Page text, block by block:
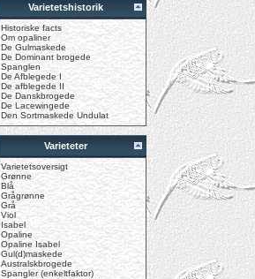
Varietetshistorik
Historiske facts
Om opaliner
De Gulmaskede
De Dominant brogede
Spanglen
De Afblegede I
De afblegede II
De Danskbrogede
De Lacewingede
Den Sortmaskede Undulat
Varieteter
Varietetsoversigt
Grønne
Blå
Grågrønne
Grå
Viol
Isabel
Opaline
Opaline Isabel
Gul(d)maskede
Australskbrogede
Spangler (enkeltfaktor)